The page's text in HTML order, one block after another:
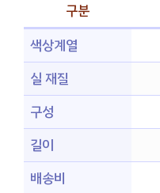
구분
색상계열
실 재질
구성
길이
배송비